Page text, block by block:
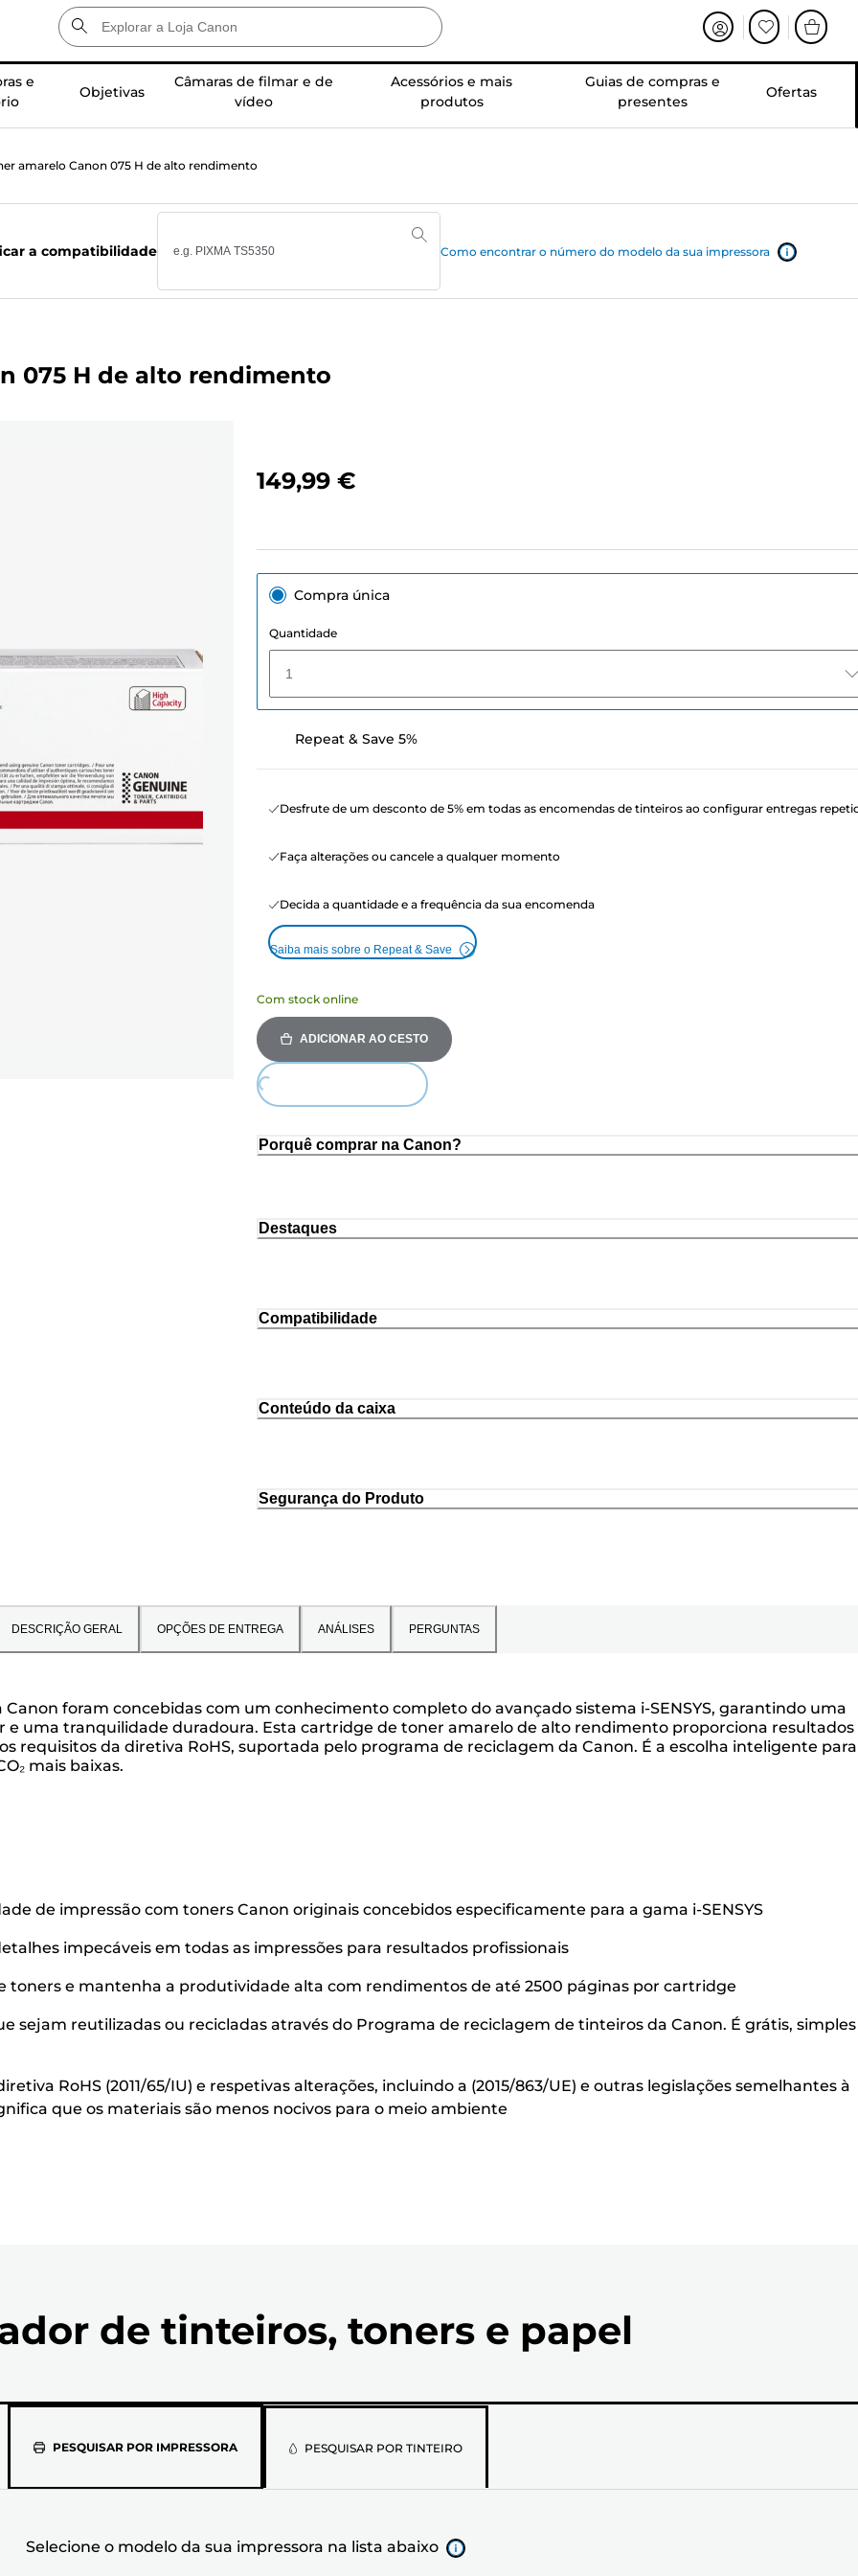
e
Objetivas
Câmaras de filmar e de
vídeo
Acessórios e mais
produtos
Guias de compras e
presentes
Ofertas
amarelo Canon 075 H de alto rendimento
a compatibilidade Como encontrar o número do modelo da sua impressora
075 H de alto rendimento
149,99 €
Compra única
Quantidade
1
Repeat & Save 5%
Desfrute de um desconto de 5% em todas as encomendas de tinteiros ao configurar entregas
Faça alterações ou cancele a qualquer momento
Decida a quantidade e a frequência da sua encomenda
Saiba mais sobre o Repeat & Save
Com stock online
ADICIONAR AO CESTO
Loading...
Porquê comprar na Canon?
Destaques
Compatibilidade
Conteúdo da caixa
Segurança do Produto
DESCRIÇÃO GERAL OPÇÕES DE ENTREGA ANÁLISES PERGUNTAS
foram concebidas com um conhecimento completo do avançado sistema i-SENSYS, garantindo uma
uma tranquilidade duradoura. Esta cartridge de toner amarelo de alto rendimento proporciona resultados
requisitos da diretiva RoHS, suportada pelo programa de reciclagem da Canon. É a escolha inteligente para
mais baixas.
de impressão com toners Canon originais concebidos especificamente para a gama i-SENSYS
impecáveis em todas as impressões para resultados profissionais
toners e mantenha a produtividade alta com rendimentos de até 2500 páginas por cartridge
sejam reutilizadas ou recicladas através do Programa de reciclagem de tinteiros da Canon. É grátis, simples
RoHS (2011/65/IU) e respetivas alterações, incluindo a (2015/863/UE) e outras legislações semelhantes à
que os materiais são menos nocivos para o meio ambiente
de tinteiros, toners e papel
PESQUISAR POR IMPRESSORA
Selecione
o
modelo
PESQUISAR POR TINTEIRO
Selecione o modelo da sua impressora na lista abaixo